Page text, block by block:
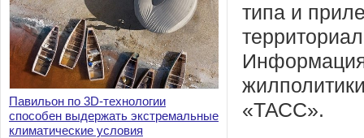
Павильон по 3D-технологии
способен выдержать экстремальные
климатические условия
типа и
«ТАСС».